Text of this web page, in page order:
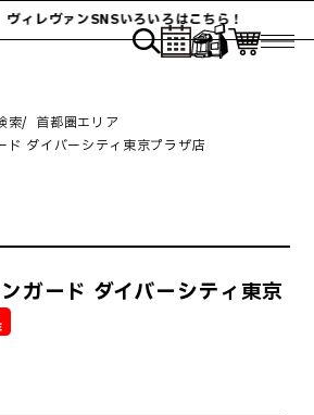
レヴァンSNSいろいろはこちら！
索
首都圏エリア
ド ダイバーシティ東京プラザ店
ガード ダイバーシティ東京